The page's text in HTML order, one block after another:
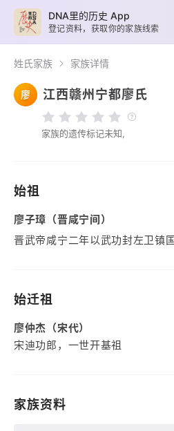
姓氏家族 家族详情
廖 江西赣州宁都廖氏
家族的遗传标记未知,
始祖
廖子璋（晋咸宁间）
晋武帝咸宁二年以武功封左卫镇
始迁祖
廖仲杰（宋代）
宋迪功郎，一世开基祖
家族资料
DNA里的历史 App
登记资料，获取你的家族线索